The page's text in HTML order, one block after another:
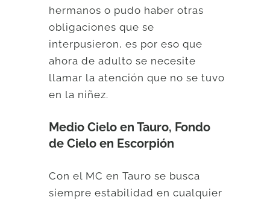
hermanos o pudo haber otras
obligaciones que se
interpusieron, es por eso que
ahora de adulto se necesite
llamar la atención que no se tuvo
en la niñez.
Medio Cielo en Tauro, Fondo
de Cielo en Escorpión
Con el MC en Tauro se busca
siempre estabilidad en cualquier